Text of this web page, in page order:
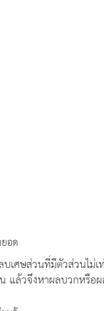
อด
เศษส่วนที่มีตัวส่วนไม่
แล้วจึงหาผลบวกหรือ